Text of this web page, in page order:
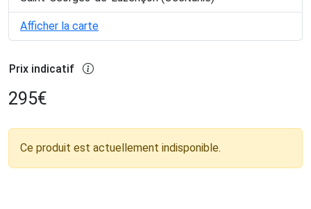
Afficher la carte
Prix indicatif
295€
Ce produit est actuellement indisponible.